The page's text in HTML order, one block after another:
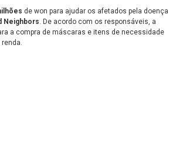
de won para ajudar os afetados pela doença
Neighbors. De acordo com os responsáveis, a
a compra de máscaras e itens de necessidade